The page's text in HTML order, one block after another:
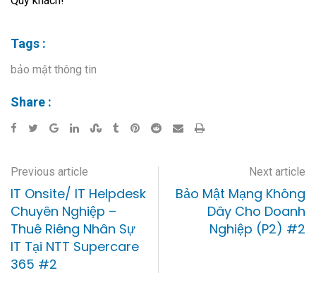
Tags :
bảo mật thông tin
Share :
Previous article
IT Onsite/ IT Helpdesk
Chuyên Nghiệp –
Thuê Riêng Nhân Sự
IT Tại NTT Supercare
365 #2
Next article
Bảo Mật Mạng Không
Dây Cho Doanh
Nghiệp (P2) #2